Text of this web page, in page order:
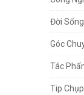
Đời Sống
Góc
Tác
Tip